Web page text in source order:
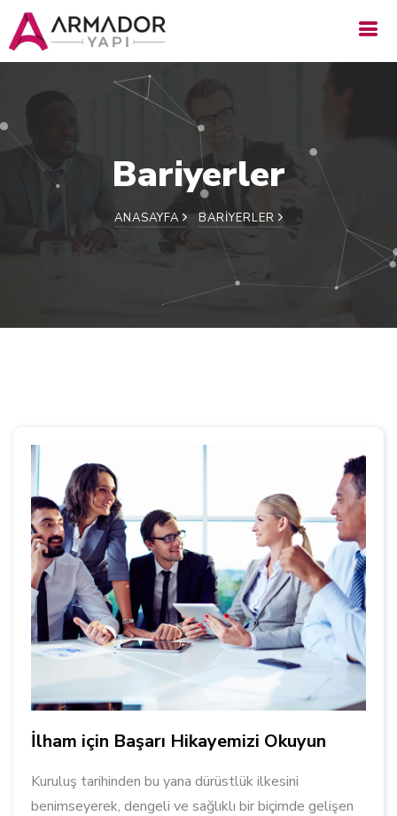
Bariyerler
ANASAYFA BARIYERLER
İlham için Başarı Hikayemizi Okuyun
Kuruluş tarihinden bu yana dürüstlük ilkesini
benimseyerek, dengeli ve sağlıklı bir biçimde gelişen